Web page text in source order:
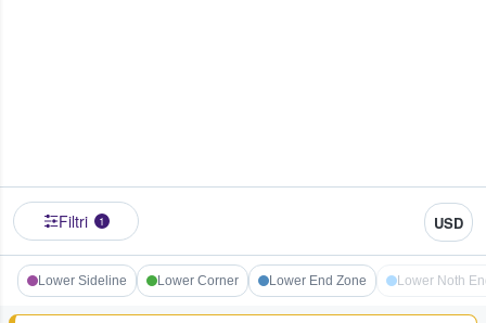
Filtri 1 USD
Lower Sideline Lower Corner Lower End Zone Lower Noth